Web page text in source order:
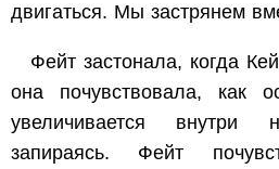
двигаться. Мы застрянем
Фейт застонала, когда
она почувствовала, как
увеличивается
запираясь. Фейт